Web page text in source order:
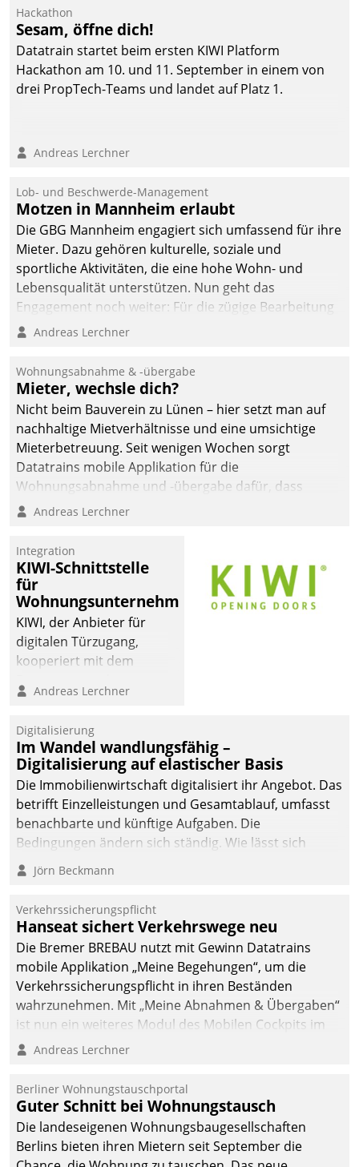
Hackathon
Sesam, öffne dich!
Datatrain startet beim ersten KIWI Platform
Hackathon am 10. und 11. September in einem von
drei PropTech-Teams und landet auf Platz 1.
Andreas Lerchner
Lob- und Beschwerde-Management
Motzen in Mannheim erlaubt
Die GBG Mannheim engagiert sich umfassend für ihre
Mieter. Dazu gehören kulturelle, soziale und
sportliche Aktivitäten, die eine hohe Wohn- und
Lebensqualität unterstützen. Nun geht das
Engagement noch weiter: Für die zügige Bearbeitung
von Beschwerden – oder Lob – richtet das
und Beschwerde-Management einen eigenen Kanal
ein.
Andreas Lerchner
Wohnungsabnahme & -übergabe
Mieter, wechsle dich?
Nicht beim Bauverein zu Lünen – hier setzt man auf
nachhaltige Mietverhältnisse und eine umsichtige
Mieterbetreuung. Seit wenigen Wochen sorgt
Datatrains mobile Applikation für die
Wohnungsabnahme und -übergabe dafür, dass
Mieter wohlgeordnet kommen und, so es sein muss,
Andreas Lerchner
Integration
KIWI-Schnittstelle
für
Wohnungsunternehmen
KIWI, der Anbieter für
digitalen Türzugang,
kooperiert mit dem
Softwareentwicklungshaus
Andreas Lerchner
Digitalisierung
Im Wandel wandlungsfähig –
Digitalisierung auf elastischer Basis
Die Immobilienwirtschaft digitalisiert ihr Angebot. Das
betrifft Einzelleistungen und Gesamtablauf, umfasst
benachbarte und künftige Aufgaben. Die
Bedingungen ändern sich ständig. Wie lässt sich
technisch die Kontrolle wahren und zugleich Freiraum
fürs Wachsen öffnen?
Jörn Beckmann
Verkehrssicherungspflicht
Hanseat sichert Verkehrswege neu
Die Bremer BREBAU nutzt mit Gewinn Datatrains
mobile Applikation „Meine Begehungen“, um die
Verkehrssicherungspflicht in ihren Beständen
wahrzunehmen. Mit „Meine Abnahmen & Übergaben“
ist nun ein weiteres Modul des Mobilen Cockpits im
Einsatz.
Andreas Lerchner
Berliner Wohnungstauschportal
Guter Schnitt bei Wohnungstausch
Die landeseigenen Wohnungsbaugesellschaften
Berlins bieten ihren Mietern seit September die